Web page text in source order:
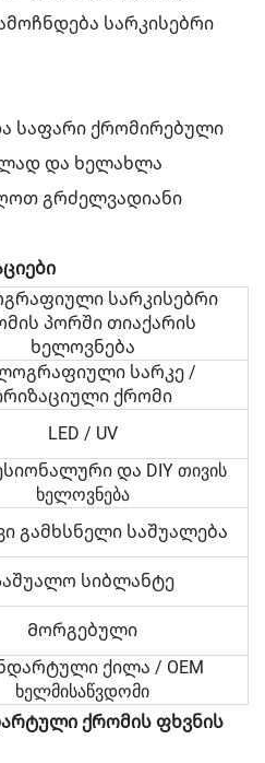
სარკისებრი
საფარი ქრომირებული
და ხელახლა
გრძელვადიანი
სარკისებრი
პორში თიაქარის
ხელოვნება
სარკე /
ქრომი
LED / UV
და DIY თივის
ხელოვნება
გამხსნელი საშუალება
სიბლანტე
Მორგებული
ქილა / OEM
ხელმისაწვდომი
ქრომის ფხვნის